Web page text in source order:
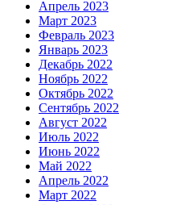
Апрель 2023
Март 2023
Февраль 2023
Январь 2023
Декабрь 2022
Ноябрь 2022
Октябрь 2022
Сентябрь 2022
Август 2022
Июль 2022
Июнь 2022
Май 2022
Апрель 2022
Март 2022